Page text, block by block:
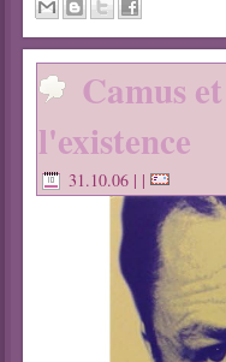
Camus
l'existence
31.10.06 | |